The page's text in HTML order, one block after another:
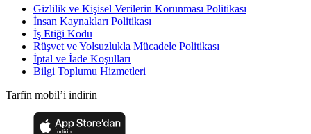
Gizlilik ve Kişisel Verilerin Korunması Politikası
İnsan Kaynakları Politikası
İş Etiği Kodu
Rüşvet ve Yolsuzlukla Mücadele Politikası
İptal ve İade Koşulları
Bilgi Toplumu Hizmetleri
Tarfin mobil’i indirin